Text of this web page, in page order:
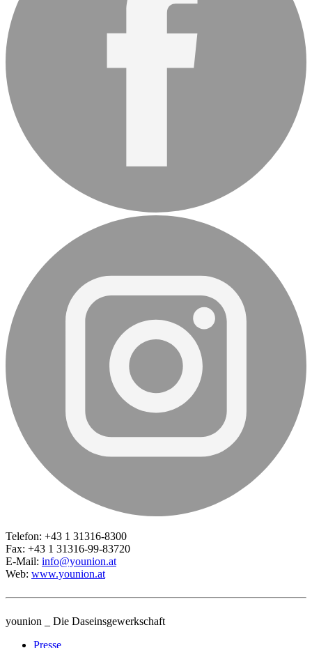
Telefon: +43 1 31316-8300
Fax: +43 1 31316-99-83720
E-Mail: info@younion.at
Web: www.younion.at
younion _ Die Daseinsgewerkschaft
Presse